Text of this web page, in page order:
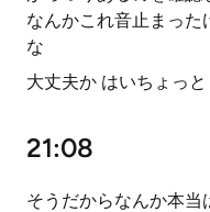
なんかこれ音止まっ
な
大丈夫か はいちょっ
21:08
そうだからなんか本当